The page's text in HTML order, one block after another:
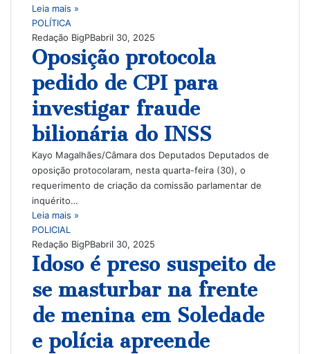
Leia mais »
POLÍTICA
Redação BigPBabril 30, 2025
Oposição protocola
pedido de CPI para
investigar fraude
bilionária do INSS
Kayo Magalhães/Câmara dos Deputados Deputados de
oposição protocolaram, nesta quarta-feira (30), o
requerimento de criação da comissão parlamentar de
inquérito…
Leia mais »
POLICIAL
Redação BigPBabril 30, 2025
Idoso é preso suspeito de
se masturbar na frente
de menina em Soledade
e polícia apreende